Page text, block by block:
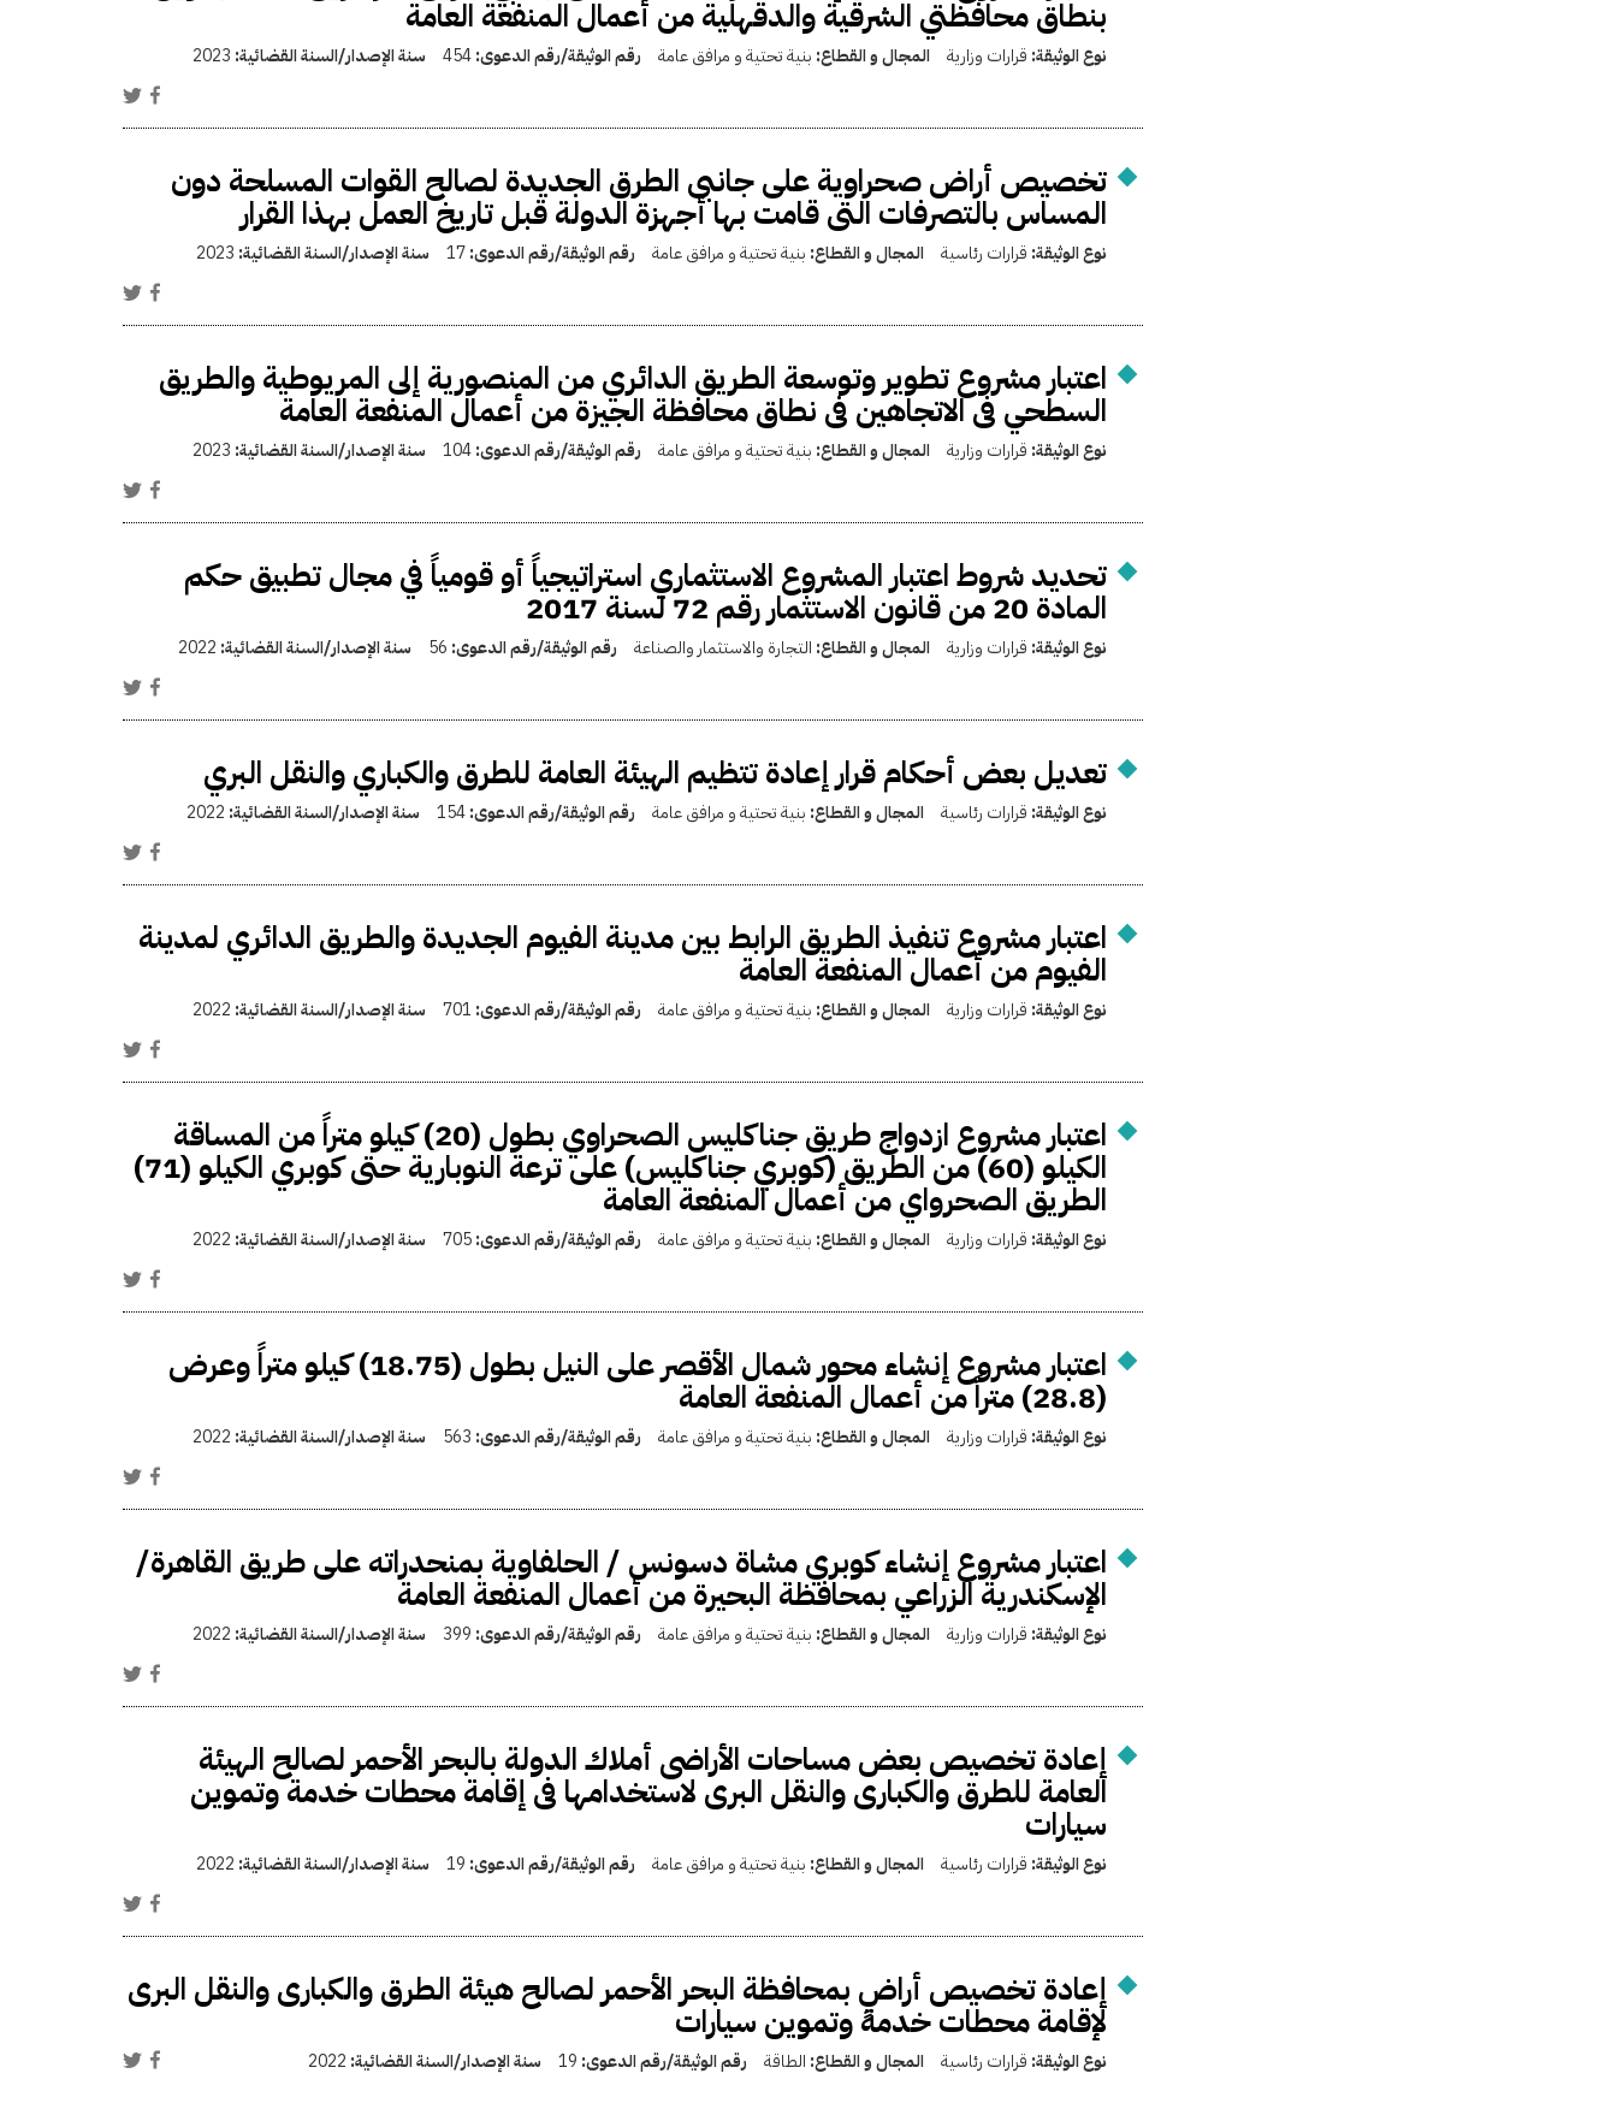
بنطاق محافظتي الشرقية والدقهلية من أعمال المنفعة العامة
نوع الوثيقة: قرارات وزارية المجال و القطاع: بنية تحتية و مرافق عامة رقم الوثيقة/رقم الدعوى:454 سنة الإصدار/السنة القضائية: 2023
تخصيص أراض صحراوية على جانبى الطرق الجديدة لصالح القوات المسلحة دون
المساس بالتصرفات التى قامت بها أجهزة الدولة قبل تاريخ العمل بهذا القرار
نوع الوثيقة: قرارات رئاسية المجال و القطاع: بنية تحتية و مرافق عامة رقم الوثيقة/رقم الدعوى:17 سنة الإصدار/السنة القضائية: 2023
اعتبار مشروع تطوير وتوسعة الطريق الدائري من المنصورية إلى المريوطية والطريق
السطحي فى الاتجاهين فى نطاق محافظة الجيزة من أعمال المنفعة العامة
نوع الوثيقة: قرارات وزارية المجال و القطاع: بنية تحتية و مرافق عامة رقم الوثيقة/رقم الدعوى:104 سنة الإصدار/السنة القضائية: 2023
تحديد شروط اعتبار المشروع الاستثماري استراتيجياً أو قومياً في مجال تطبيق حكم
المادة 20 من قانون الاستثمار رقم 72 لسنة 2017
نوع الوثيقة: قرارات وزارية المجال و القطاع: التجارة والاستثمار والصناعة رقم الوثيقة/رقم الدعوى: 56 سنة الإصدار/السنة القضائية: 2022
تعديل بعض أحكام قرار إعادة تتظيم الهيئة العامة للطرق والكباري والنقل البري
نوع الوثيقة: قرارات رئاسية المجال و القطاع: بنية تحتية و مرافق عامة رقم الوثيقة/رقم الدعوى:154 سنة الإصدار/السنة القضائية: 2022
اعتبار مشروع تنفيذ الطريق الرابط بين مدينة الفيوم الجديدة والطريق الدائري لمدينة
الفيوم من أعمال المنفعة العامة
نوع الوثيقة: قرارات وزارية المجال و القطاع: بنية تحتية و مرافق عامة رقم الوثيقة/رقم الدعوى: 701 سنة الإصدار/السنة القضائية: 2022
اعتبار مشروع ازدواج طريق جناكليس الصحراوي بطول (20) كيلو متراً من المساقة
الكيلو (60) من الطريق (كوبري جناكليس) على ترعة النوبارية حتى كوبري الكيلو (71)
الطريق الصحرواي من أعمال المنفعة العامة
نوع الوثيقة: قرارات وزارية المجال و القطاع: بنية تحتية و مرافق عامة رقم الوثيقة/رقم الدعوى:705 سنة الإصدار/السنة القضائية: 2022
اعتبار مشروع إنشاء محور شمال الأقصر على النيل بطول (18.75) كيلو متراً وعرض
(28.8) متراً من أعمال المنفعة العامة
نوع الوثيقة: قرارات وزارية المجال و القطاع: بنية تحتية و مرافق عامة رقم الوثيقة/رقم الدعوى: 563 سنة الإصدار/السنة القضائية: 2022
اعتبار مشروع إنشاء كوبري مشاة دسونس / الحلفاوية بمنحدراته على طريق القاهرة/
الإسكندرية الزراعي بمحافظة البحيرة من أعمال المنفعة العامة
نوع الوثيقة: قرارات وزارية المجال و القطاع: بنية تحتية و مرافق عامة رقم الوثيقة/رقم الدعوى: 399 سنة الإصدار/السنة القضائية: 2022
إعادة تخصيص بعض مساحات الأراضى أملاك الدولة بالبحر الأحمر لصالح الهيئة
العامة للطرق والكبارى والنقل البرى لاستخدامها فى إقامة محطات خدمة وتموين
سيارات
نوع الوثيقة: قرارات رئاسية المجال و القطاع: بنية تحتية و مرافق عامة رقم الوثيقة/رقم الدعوى: 19 سنة الإصدار/السنة القضائية: 2022
إعادة تخصيص أراضٍ بمحافظة البحر الأحمر لصالح هيئة الطرق والكبارى والنقل البرى
لإقامة محطات خدمة وتموين سيارات
نوع الوثيقة: قرارات رئاسية المجال و القطاع: الطاقة رقم الوثيقة/رقم الدعوى: 19 سنة الإصدار/السنة القضائية: 2022